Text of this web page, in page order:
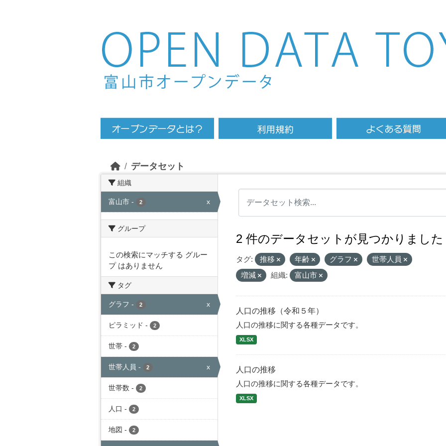
Skip to main content
データセット
組織
富山市 - 2 x
グループ
この検索にマッチする グルー
プ はありません
タグ
グラフ - 2 x
ピラミッド - 2
世帯 - 2
世帯人員 - 2 x
世帯数 - 2
人口 - 2
地図 - 2
2 件のデータセットが見つかりました
タグ: 推移 年齢 グラフ
世帯人員
増減
組織: 富山市
人口の推移（令和５年）
人口の推移に関する各種データです。
XLSX
人口の推移
人口の推移に関する各種データです。
XLSX